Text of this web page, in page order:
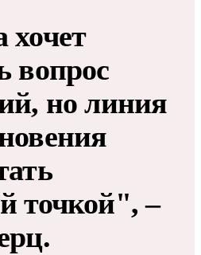
вопрос
но линия
точкой", –